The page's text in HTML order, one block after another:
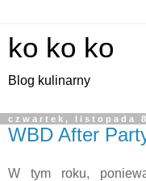
ko ko ko
Blog kulinarny
czwartek, listopada 8
WBD After
W tym roku,